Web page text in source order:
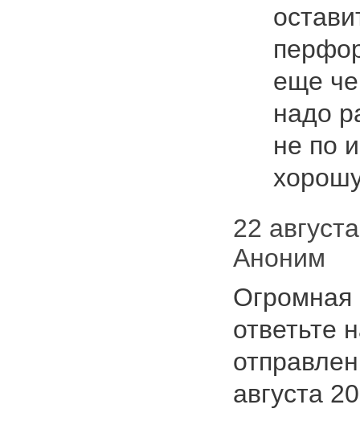
еще
надо
не по
22
Аноним
Огромная
ответьте
августа